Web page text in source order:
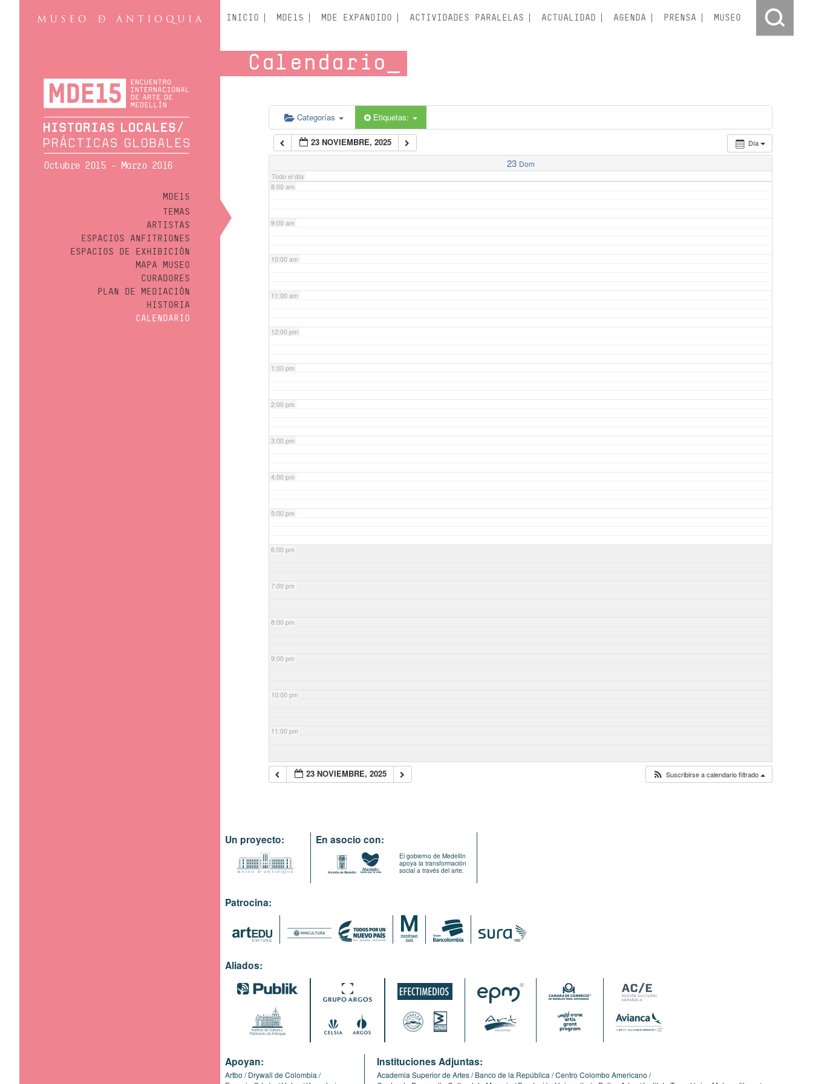
Octubre 2015 - Marzo 2016
MDE15
TEMAS
ARTISTAS
ESPACIOS ANFITRIONES
ESPACIOS DE EXHIBICIÓN
MAPA MUSEO
CURADORES
PLAN DE MEDIACIÓN
HISTORIA
CALENDARIO
INICIO MDE15 MDE EXPANDIDO ACTIVIDADES PARALELAS ACTUALIDAD AGENDA PRENSA MUSEO
Calendario
Categorías Etiquetas:
Día
23 NOVIEMBRE, 2025
23 Dom
Todo el día
5:00 am
6:00 am
7:00 am
8:00 am
9:00 am
10:00 am
11:00 am
12:00 pm
1:00 pm
2:00 pm
3:00 pm
4:00 pm
5:00 pm
6:00 pm
7:00 pm
8:00 pm
9:00 pm
10:00 pm
11:00 pm
23 NOVIEMBRE, 2025 Suscribirse a calendario filtrado
Un proyecto: En asocio con:
El gobierno de Medellín
apoya la transformación
social a través del arte.
Patrocina:
Aliados:
Apoyan:
Artbo
Drywall de Colombia
Instituciones Adjuntas:
Academia Superior de Artes Banco de la República Centro Colombo Americano